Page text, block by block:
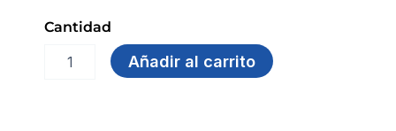
Cantidad
Añadir al carrito